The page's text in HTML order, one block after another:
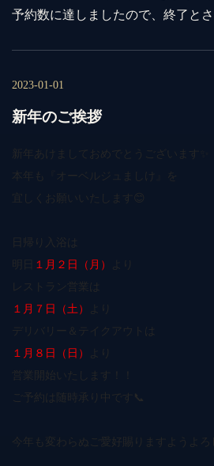
予約数に達しましたので、終了とさ
2023-01-01
新年のご挨拶
新年あけましておめでとうございます✨
本年も『オーベルジュましけ』を
宜しくお願いいたします😊
日帰り入浴は
明日 １月２日（月）
より
レストラン営業は
１月７日（土）
より
デリバリー＆テイクアウトは
１月８日（日）
より
営業開始いたします！！
ご予約は随時承り中です📞
今年も変わらぬご愛好賜りますようよろ